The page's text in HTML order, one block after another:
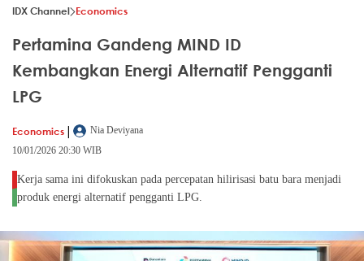
IDX Channel Economics
Pertamina Gandeng MIND ID
Kembangkan Energi Alternatif Pengganti
LPG
Economics |
Nia Deviyana
10/01/2026 20:30 WIB
Kerja sama ini difokuskan pada percepatan hilirisasi batu bara menjadi
produk energi alternatif pengganti LPG.